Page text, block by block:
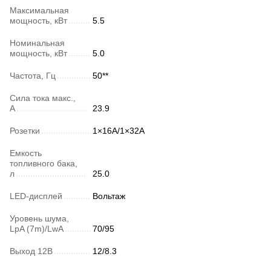
Максимальная
мощность, кВт
5.5
Номинальная
мощность, кВт
5.0
Частота, Гц 50**
Сила тока макс.,
А
23.9
Розетки 1×16А/1×32А
Емкость
топливного бака,
л
25.0
LED-дисплей Вольтаж
Уровень шума,
LpA (7m)/LwA
70/95
Выход 12В 12/8.3